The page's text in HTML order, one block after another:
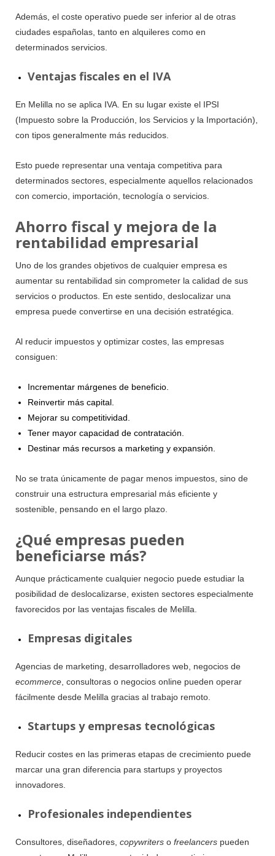
Además, el coste operativo puede ser inferior al de otras
ciudades españolas, tanto en alquileres como en
determinados servicios.
Ventajas fiscales en el IVA
En Melilla no se aplica IVA. En su lugar existe el IPSI
(Impuesto sobre la Producción, los Servicios y la Importación),
con tipos generalmente más reducidos.
Esto puede representar una ventaja competitiva para
determinados sectores, especialmente aquellos relacionados
con comercio, importación, tecnología o servicios.
Ahorro fiscal y mejora de la
rentabilidad empresarial
Uno de los grandes objetivos de cualquier empresa es
aumentar su rentabilidad sin comprometer la calidad de sus
servicios o productos. En este sentido, deslocalizar una
empresa puede convertirse en una decisión estratégica.
Al reducir impuestos y optimizar costes, las empresas
consiguen:
Incrementar márgenes de beneficio.
Reinvertir más capital.
Mejorar su competitividad.
Tener mayor capacidad de contratación.
Destinar más recursos a marketing y expansión.
No se trata únicamente de pagar menos impuestos, sino de
construir una estructura empresarial más eficiente y
sostenible, pensando en el largo plazo.
¿Qué empresas pueden
beneficiarse más?
Aunque prácticamente cualquier negocio puede estudiar la
posibilidad de deslocalizarse, existen sectores especialmente
favorecidos por las ventajas fiscales de Melilla.
Empresas digitales
Agencias de marketing, desarrolladores web, negocios de
ecommerce , consultoras o negocios online pueden operar
fácilmente desde Melilla gracias al trabajo remoto.
Startups y empresas tecnológicas
Reducir costes en las primeras etapas de crecimiento puede
marcar una gran diferencia para startups y proyectos
innovadores.
Profesionales independientes
Consultores, diseñadores, copywriters o freelancers pueden